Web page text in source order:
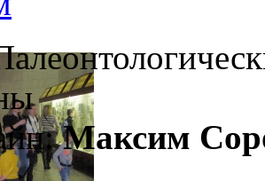
Максим